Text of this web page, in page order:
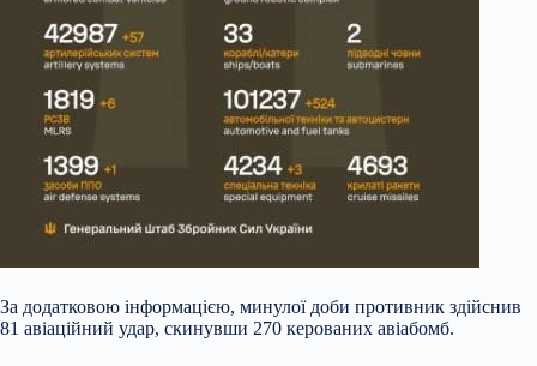
За додатковою інформацією, минулої доби противник здійснив
81 авіаційний удар, скинувши 270 керованих авіабомб.